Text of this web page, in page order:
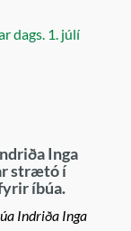
dags. 1. júlí
Inga
strætó í
íbúa.
Indriða Inga